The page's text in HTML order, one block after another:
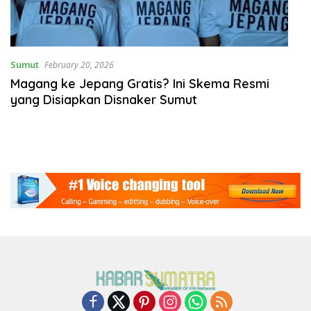
Sumut February 20, 2026
Magang ke Jepang Gratis? Ini Skema Resmi
yang Disiapkan Disnaker Sumut